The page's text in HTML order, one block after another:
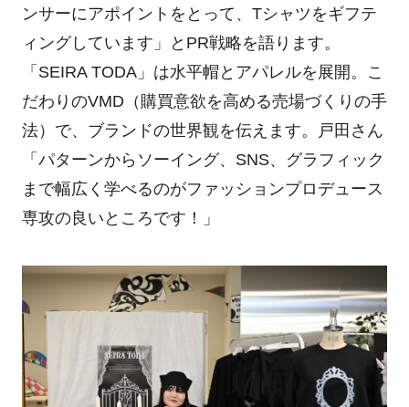
ンサーにアポイントをとって、Tシャツをギフテ
ィングしています」とPR戦略を語ります。
「SEIRA TODA」は水平帽とアパレルを展開。こ
だわりのVMD（購買意欲を高める売場づくりの手
法）で、ブランドの世界観を伝えます。戸田さん
「パターンからソーイング、SNS、グラフィック
まで幅広く学べるのがファッションプロデュース
専攻の良いところです！」